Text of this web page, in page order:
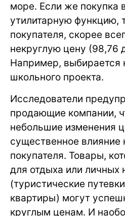
море. Если же покупка
утилитарную функцию,
покупателя, скорее
некруглую цену (98,76
Например, выбирается
школьного проекта.
Исследователи
продающие компании,
небольшие изменения
существенное влияние
покупателя. Товары,
для отдыха или личных
(туристические
квартиры) могут
круглым ценам. И